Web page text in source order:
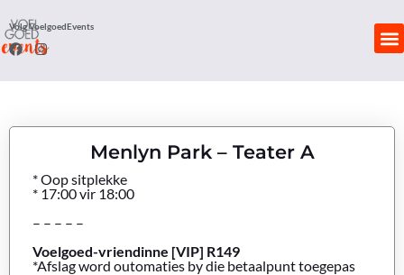
to
content
Volg VoelgoedEvents
F
c
I
s
Menlyn Park – Teater A
* Oop sitplekke
* 17:00 vir 18:00
– – – – –
Voelgoed-vriendinne [VIP] R149
*Afslag word outomaties by die betaalpunt toegepas